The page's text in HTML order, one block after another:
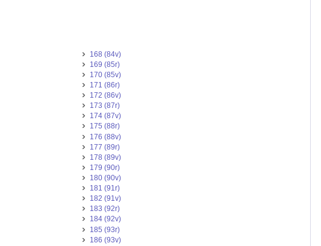
168 (84v)
169 (85r)
170 (85v)
171 (86r)
172 (86v)
173 (87r)
174 (87v)
175 (88r)
176 (88v)
177 (89r)
178 (89v)
179 (90r)
180 (90v)
181 (91r)
182 (91v)
183 (92r)
184 (92v)
185 (93r)
186 (93v)